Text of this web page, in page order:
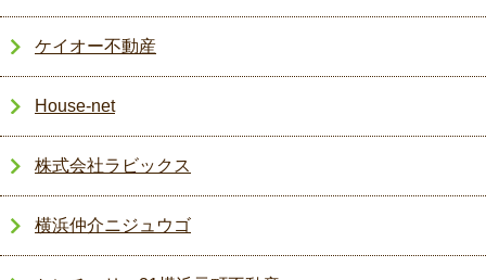
ケイオー不動産
House-net
株式会社ラビックス
横浜仲介ニジュウゴ